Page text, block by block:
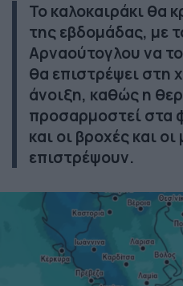
Το καλοκαιράκι θα
της εβδομάδας, με
Αρναούτογλου να
θα επιστρέψει στη
άνοιξη, καθώς η
προσαρμοστεί στα
και οι βροχές και
επιστρέψουν.